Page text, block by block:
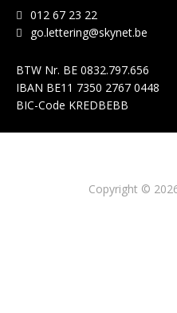
012 67 23 22
go.lettering@skynet.be
BTW Nr. BE 0832.797.656
IBAN BE11 7350 2767 0448
BIC-Code KREDBEBB
Copyright ©